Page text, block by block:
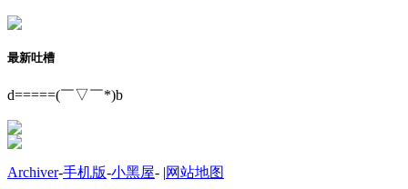
最新吐槽
d=====(￣▽￣*)b
Archiver-手机版-小黑屋- |网站地图